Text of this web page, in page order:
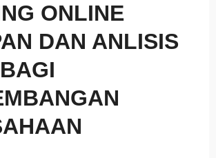
ONLINE
DAN ANLISIS